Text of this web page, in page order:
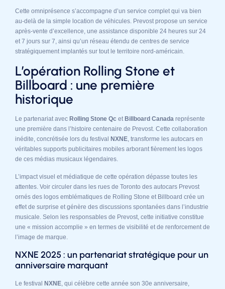
Cette omniprésence s’accompagne d’un service complet qui va bien
au-delà de la simple location de véhicules. Prevost propose un service
après-vente d’excellence, une assistance disponible 24 heures sur 24
et 7 jours sur 7, ainsi qu’un réseau étendu de centres de service
stratégiquement implantés sur tout le territoire nord-américain.
L’opération Rolling Stone et
Billboard : une première
historique
Le partenariat avec Rolling Stone Qc et Billboard Canada représente
une première dans l’histoire centenaire de Prevost. Cette collaboration
inédite, concrétisée lors du festival NXNE, transforme les autocars en
véritables supports publicitaires mobiles arborant fièrement les logos
de ces médias musicaux légendaires.
L’impact visuel et médiatique de cette opération dépasse toutes les
attentes. Voir circuler dans les rues de Toronto des autocars Prevost
ornés des logos emblématiques de Rolling Stone et Billboard crée un
effet de surprise et génère des discussions spontanées dans l’industrie
musicale. Selon les responsables de Prevost, cette initiative constitue
une « mission accomplie » en termes de visibilité et de renforcement de
l’image de marque.
NXNE 2025 : un partenariat stratégique pour un
anniversaire marquant
Le festival NXNE, qui célèbre cette année son 30e anniversaire,